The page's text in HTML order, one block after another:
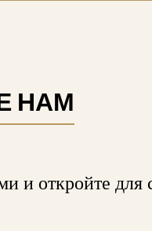
НАМ
и откройте для